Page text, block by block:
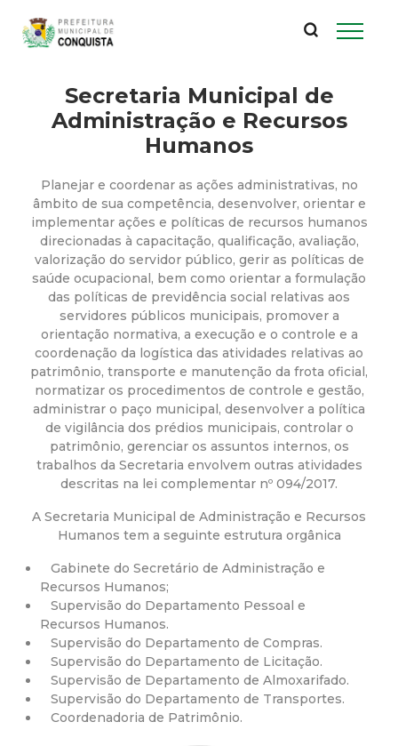
conteúdo
principal
P
e
e
i
t
u
r
a
M
n
i
c
p
Secretaria Municipal de
Administração e Recursos
Humanos
Planejar e coordenar as ações administrativas, no
âmbito de sua competência, desenvolver, orientar e
implementar ações e políticas de recursos humanos
direcionadas à capacitação, qualificação, avaliação,
valorização do servidor público, gerir as políticas de
saúde ocupacional, bem como orientar a formulação
das políticas de previdência social relativas aos
servidores públicos municipais, promover a
orientação normativa, a execução e o controle e a
coordenação da logística das atividades relativas ao
patrimônio, transporte e manutenção da frota oficial,
normatizar os procedimentos de controle e gestão,
administrar o paço municipal, desenvolver a política
de vigilância dos prédios municipais, controlar o
patrimônio, gerenciar os assuntos internos, os
trabalhos da Secretaria envolvem outras atividades
descritas na lei complementar nº 094/2017.
A Secretaria Municipal de Administração e Recursos
Humanos tem a seguinte estrutura orgânica
Gabinete do Secretário de Administração e
Recursos Humanos;
Supervisão do Departamento Pessoal e
Recursos Humanos.
Supervisão do Departamento de Compras.
Supervisão do Departamento de Licitação.
Supervisão de Departamento de Almoxarifado.
Supervisão do Departamento de Transportes.
Coordenadoria de Patrimônio.